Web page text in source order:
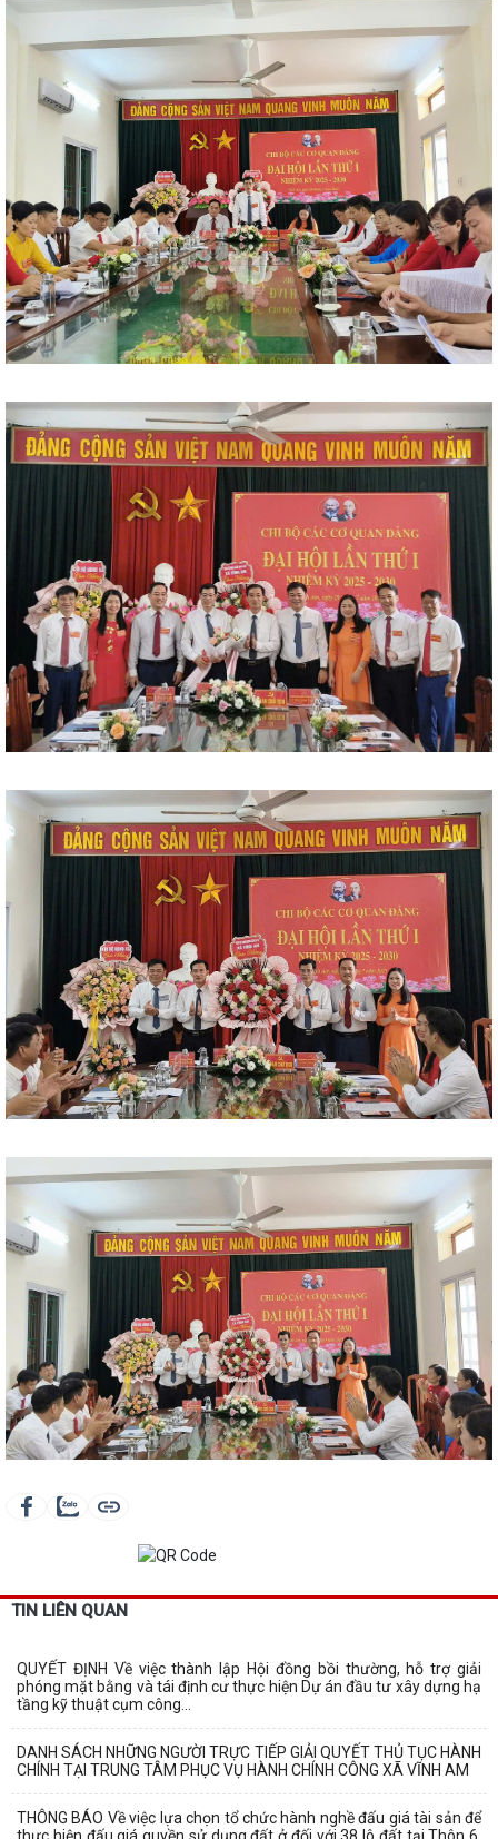
TIN LIÊN QUAN
QUYẾT ĐỊNH Về việc thành lập Hội đồng bồi thường, hỗ trợ giải
phóng mặt bằng và tái định cư thực hiện Dự án đầu tư xây dựng hạ
tầng kỹ thuật cụm công...
DANH SÁCH NHỮNG NGƯỜI TRỰC TIẾP GIẢI QUYẾT THỦ TỤC HÀNH
CHÍNH TẠI TRUNG TÂM PHỤC VỤ HÀNH CHÍNH CÔNG XÃ VĨNH AM
THÔNG BÁO Về việc lựa chọn tổ chức hành nghề đấu giá tài sản để